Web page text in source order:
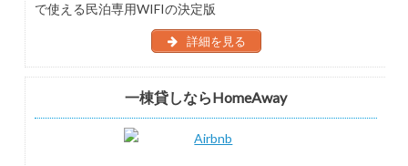
で使える民泊専用WIFIの決定版
詳細を見る
一棟貸しならHomeAway